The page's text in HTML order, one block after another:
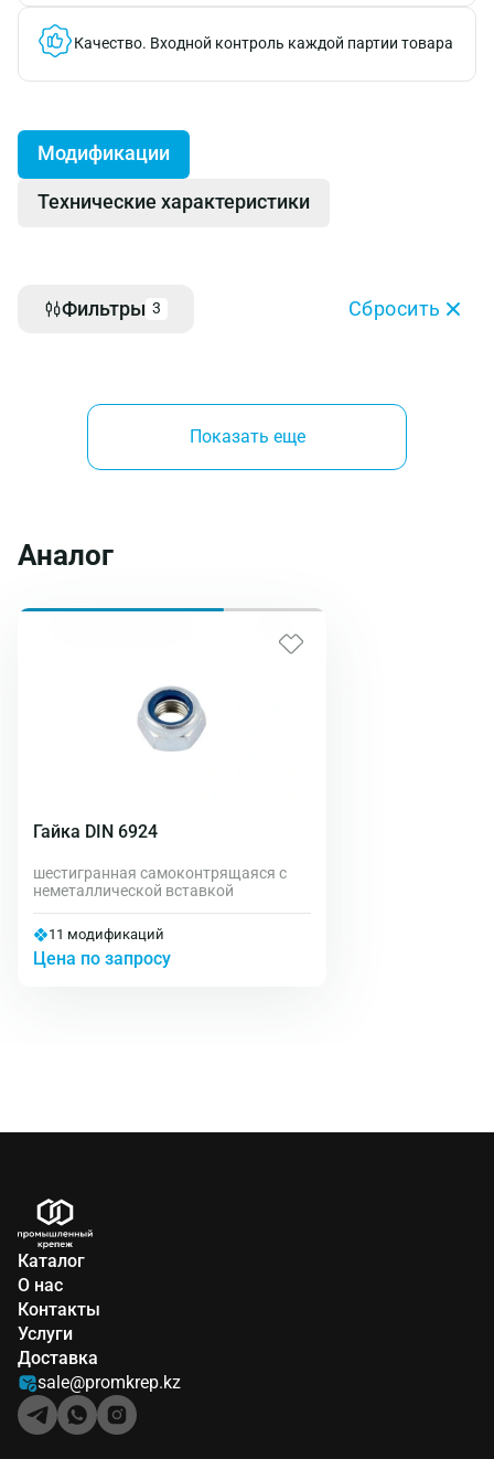
Качество. Входной контроль каждой партии товара
Модификации
Технические характеристики
Фильтры 3 Сбросить
Показать еще
Аналог
Гайка DIN 6924
шестигранная самоконтрящаяся с
неметаллической вставкой
11 модификаций
Цена по запросу
Каталог
О нас
Контакты
Услуги
Доставка
sale@promkrep.kz